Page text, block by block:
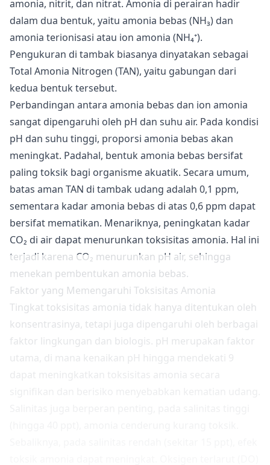
amonia, nitrit, dan nitrat. Amonia di perairan hadir
dalam dua bentuk, yaitu amonia bebas (NH₃) dan
amonia terionisasi atau ion amonia (NH₄⁺).
Pengukuran di tambak biasanya dinyatakan sebagai
Total Amonia Nitrogen (TAN), yaitu gabungan dari
kedua bentuk tersebut.
Perbandingan antara amonia bebas dan ion amonia
sangat dipengaruhi oleh pH dan suhu air. Pada kondisi
pH dan suhu tinggi, proporsi amonia bebas akan
meningkat. Padahal, bentuk amonia bebas bersifat
paling toksik bagi organisme akuatik. Secara umum,
batas aman TAN di tambak udang adalah 0,1 ppm,
sementara kadar amonia bebas di atas 0,6 ppm dapat
bersifat mematikan. Menariknya, peningkatan kadar
CO₂ di air dapat menurunkan toksisitas amonia. Hal ini
terjadi karena CO₂ menurunkan pH air, sehingga
menekan pembentukan amonia bebas.
Faktor yang Memengaruhi Toksisitas Amonia
Tingkat toksisitas amonia tidak hanya ditentukan oleh
konsentrasinya, tetapi juga dipengaruhi oleh berbagai
faktor lingkungan dan biologis. pH merupakan faktor
utama, di mana kenaikan pH hingga mendekati 9